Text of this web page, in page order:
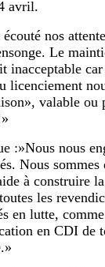
avril.
nos
Le
inacceptable
licenciement
valable ou
:»Nous nous
Nous
à construire
les
en lutte,
en CDI de